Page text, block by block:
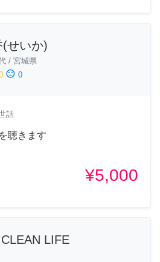
(せいか)
/ 宮城県
sentiment_dissatisfied 0
話
聴きます
¥5,000
LIFE